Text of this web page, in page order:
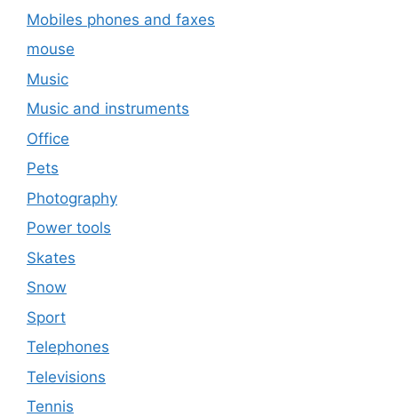
Mobiles phones and faxes
mouse
Music
Music and instruments
Office
Pets
Photography
Power tools
Skates
Snow
Sport
Telephones
Televisions
Tennis